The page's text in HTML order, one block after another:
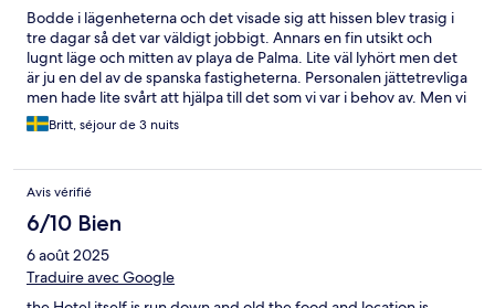
Bodde i lägenheterna och det visade sig att hissen blev trasig i
tre dagar så det var väldigt jobbigt. Annars en fin utsikt och
lugnt läge och mitten av playa de Palma. Lite väl lyhört men det
är ju en del av de spanska fastigheterna. Personalen jättetrevliga
men hade lite svårt att hjälpa till det som vi var i behov av. Men vi
återkommer ändå hit gärna.
Britt, séjour de 3 nuits
Avis vérifié
6/10 Bien
6 août 2025
Traduire avec Google